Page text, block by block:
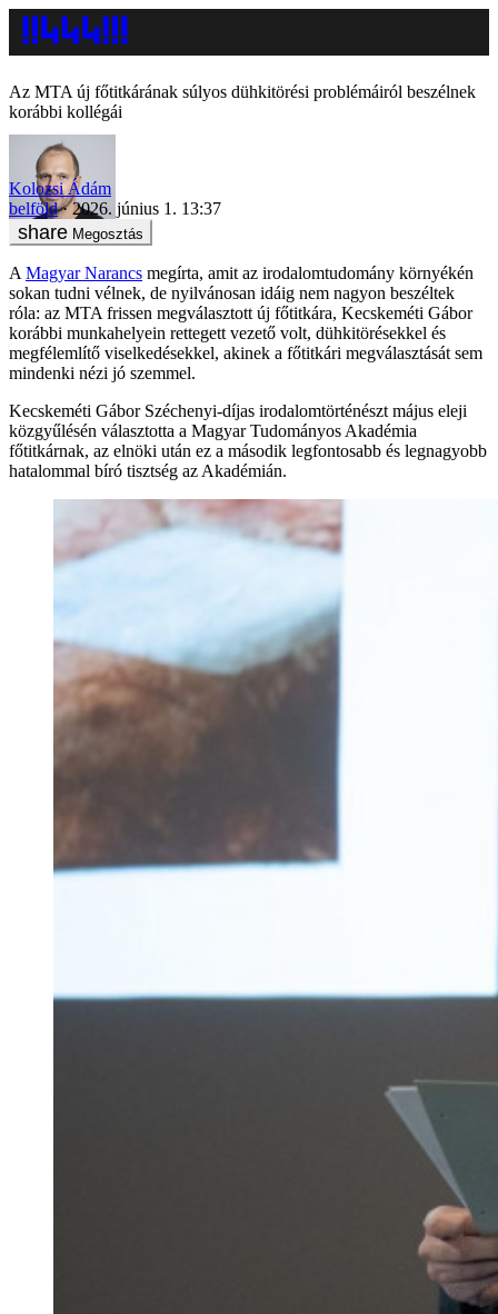
Az MTA új főtitkárának súlyos dühkitörési problémáiról beszélnek
korábbi kollégái
Kolozsi Ádám
belföld
2026. június 1. 13:37
Megosztás
A Magyar Narancs megírta, amit az irodalomtudomány környékén
sokan tudni vélnek, de nyilvánosan idáig nem nagyon beszéltek
róla: az MTA frissen megválasztott új főtitkára, Kecskeméti Gábor
korábbi munkahelyein rettegett vezető volt, dühkitörésekkel és
megfélemlítő viselkedésekkel, akinek a főtitkári megválasztását sem
mindenki nézi jó szemmel.
Kecskeméti Gábor Széchenyi-díjas irodalomtörténészt május eleji
közgyűlésén választotta a Magyar Tudományos Akadémia
főtitkárnak, az elnöki után ez a második legfontosabb és legnagyobb
hatalommal bíró tisztség az Akadémián.